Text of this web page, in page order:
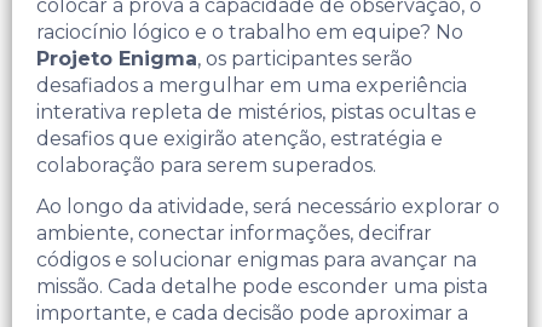
colocar à prova a capacidade de observação, o
raciocínio lógico e o trabalho em equipe? No
Projeto Enigma, os participantes serão
desafiados a mergulhar em uma experiência
interativa repleta de mistérios, pistas ocultas e
desafios que exigirão atenção, estratégia e
colaboração para serem superados.
Ao longo da atividade, será necessário explorar o
ambiente, conectar informações, decifrar
códigos e solucionar enigmas para avançar na
missão. Cada detalhe pode esconder uma pista
importante, e cada decisão pode aproximar a